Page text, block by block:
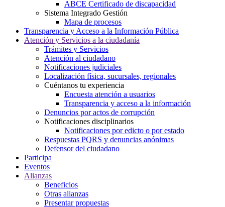
ABCE Certificado de discapacidad
Sistema Integrado Gestión
Mapa de procesos
Transparencia y Acceso a la Información Pública
Atención y Servicios a la ciudadanía
Trámites y Servicios
Atención al ciudadano
Notificaciones judiciales
Localización física, sucursales, regionales
Cuéntanos tu experiencia
Encuesta atención a usuarios
Transparencia y acceso a la información
Denuncios por actos de corrupción
Notificaciones disciplinarios
Notificaciones por edicto o por estado
Respuestas PQRS y denuncias anónimas
Defensor del ciudadano
Participa
Eventos
Alianzas
Beneficios
Otras alianzas
Presentar propuestas